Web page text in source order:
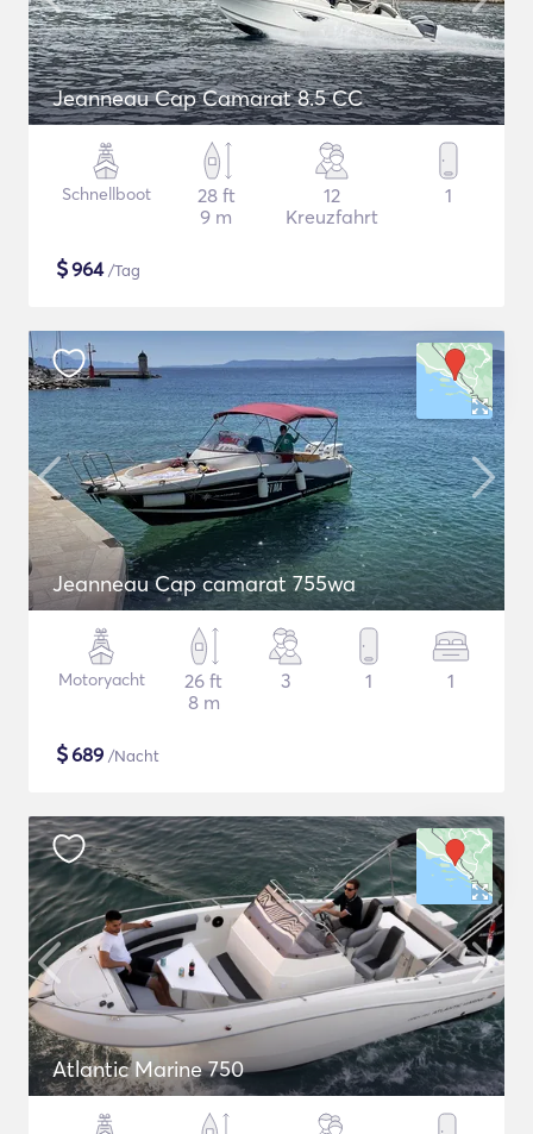
Jeanneau Cap Camarat 8.5 CC
Schnellboot
28 ft
9 m
12
Kreuzfahrt
1
$964/Tag
Jeanneau Cap camarat 755wa
Motoryacht
26 ft
8 m
3 1 1
$689 /Nacht
Atlantic Marine 750